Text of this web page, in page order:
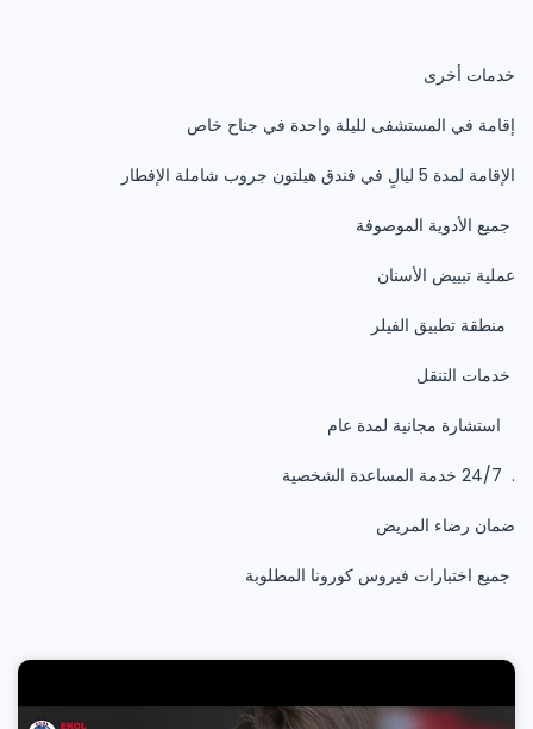
خدمات أخرى
إقامة في المستشفى لليلة واحدة في جناح خاص
الإقامة لمدة 5 ليالٍ في فندق هيلتون جروب شاملة الإفطار
جميع الأدوية الموصوفة
عملية تبييض الأسنان
منطقة تطبيق الفيلر
خدمات التنقل
استشارة مجانية لمدة عام
. 24/7 خدمة المساعدة الشخصية
ضمان رضاء المريض
جميع اختبارات فيروس كورونا المطلوبة